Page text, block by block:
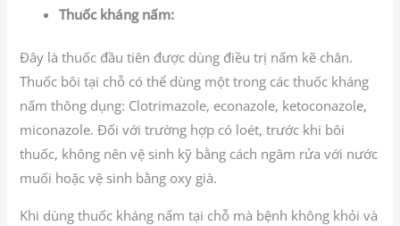
Thuốc kháng nấm:
Đây là thuốc đầu tiên được dùng điều trị nấm kẽ chân.
Thuốc bôi tại chỗ có thể dùng một trong các thuốc kháng
nấm thông dụng: Clotrimazole, econazole, ketoconazole,
miconazole. Đối với trường hợp có loét, trước khi bôi
thuốc, không nên vệ sinh kỹ bằng cách ngâm rửa với nước
muối hoặc vệ sinh bằng oxy già.
Khi dùng thuốc kháng nấm tại chỗ mà bệnh không khỏi và